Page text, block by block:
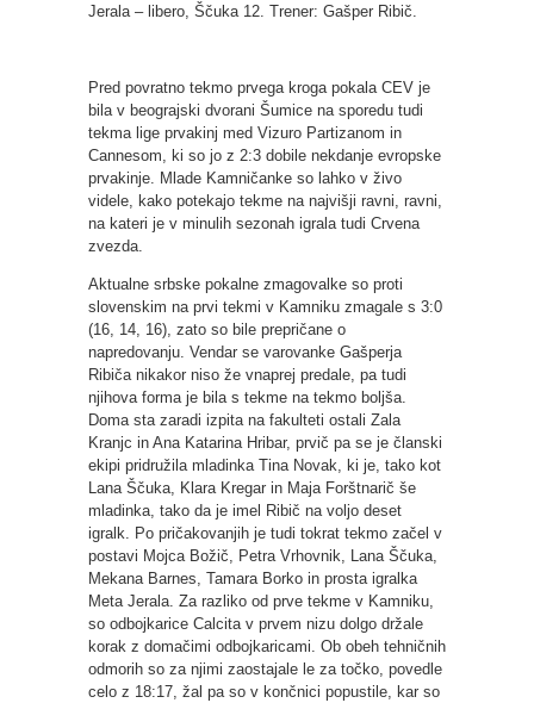
Jerala – libero, Ščuka 12. Trener: Gašper Ribič.
Pred povratno tekmo prvega kroga pokala CEV je
bila v beograjski dvorani Šumice na sporedu tudi
tekma lige prvakinj med Vizuro Partizanom in
Cannesom, ki so jo z 2:3 dobile nekdanje evropske
prvakinje. Mlade Kamničanke so lahko v živo
videle, kako potekajo tekme na najvišji ravni, ravni,
na kateri je v minulih sezonah igrala tudi Crvena
zvezda.
Aktualne srbske pokalne zmagovalke so proti
slovenskim na prvi tekmi v Kamniku zmagale s 3:0
(16, 14, 16), zato so bile prepričane o
napredovanju. Vendar se varovanke Gašperja
Ribiča nikakor niso že vnaprej predale, pa tudi
njihova forma je bila s tekme na tekmo boljša.
Doma sta zaradi izpita na fakulteti ostali Zala
Kranjc in Ana Katarina Hribar, prvič pa se je članski
ekipi pridružila mladinka Tina Novak, ki je, tako kot
Lana Ščuka, Klara Kregar in Maja Forštnarič še
mladinka, tako da je imel Ribič na voljo deset
igralk. Po pričakovanjih je tudi tokrat tekmo začel v
postavi Mojca Božič, Petra Vrhovnik, Lana Ščuka,
Mekana Barnes, Tamara Borko in prosta igralka
Meta Jerala. Za razliko od prve tekme v Kamniku,
so odbojkarice Calcita v prvem nizu dolgo držale
korak z domačimi odbojkaricami. Ob obeh tehničnih
odmorih so za njimi zaostajale le za točko, povedle
celo z 18:17, žal pa so v končnici popustile, kar so